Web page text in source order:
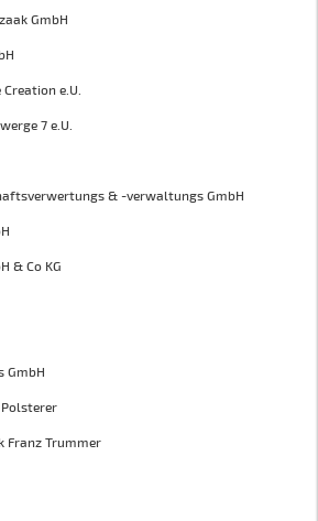
GmbH
e.U.
7 e.U.
& -verwaltungs GmbH
& Co KG
GmbH
Franz Trummer